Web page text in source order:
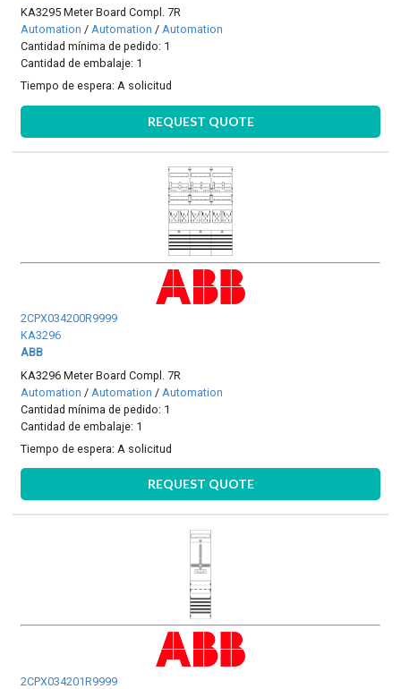
KA3295 Meter Board Compl. 7R
Automation /Automation /Automation
Cantidad mínima de pedido: 1
Cantidad de embalaje: 1
Tiempo de espera:A solicitud
REQUEST QUOTE
2CPX034200R9999
KA3296
ABB
KA3296 Meter Board Compl. 7R
Automation / Automation / Automation
Cantidad mínima de pedido: 1
Cantidad de embalaje: 1
Tiempo de espera: A solicitud
REQUEST QUOTE
2CPX034201R9999